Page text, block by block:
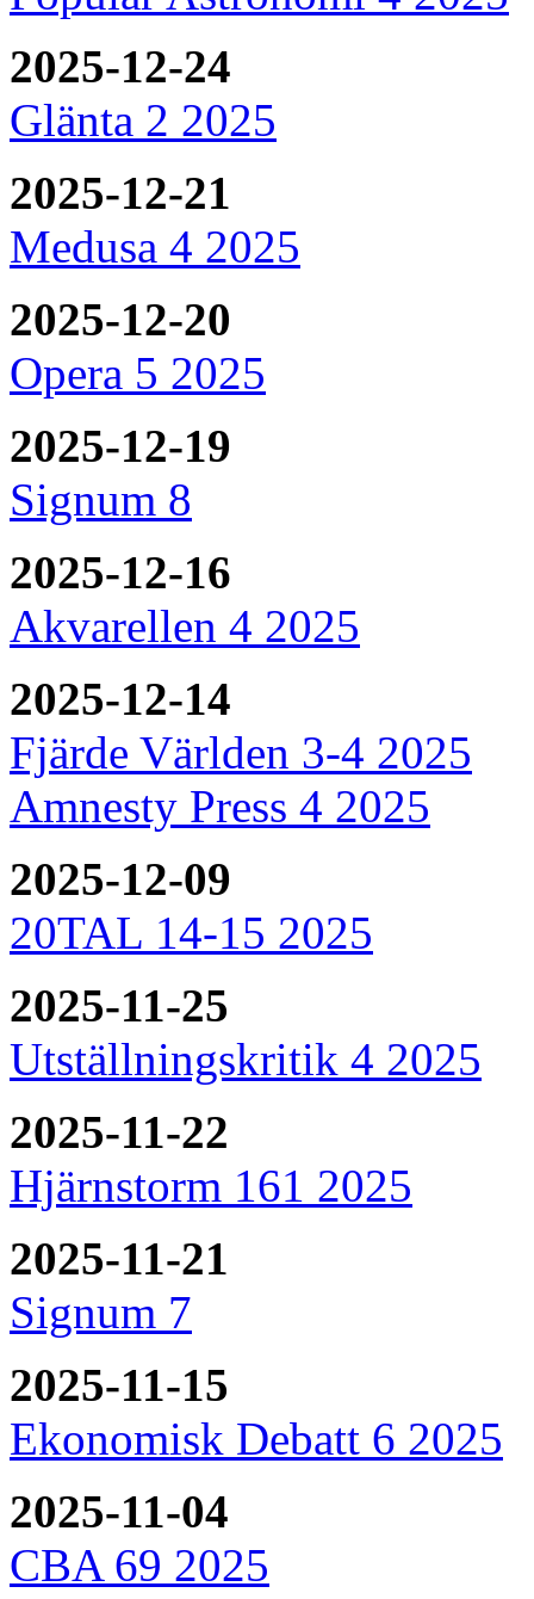
2025-12-24
Glänta 2 2025
2025-12-21
Medusa 4 2025
2025-12-20
Opera 5 2025
2025-12-19
Signum 8
2025-12-16
Akvarellen 4 2025
2025-12-14
Fjärde Världen 3-4 2025
Amnesty Press 4 2025
2025-12-09
20TAL 14-15 2025
2025-11-25
Utställningskritik 4 2025
2025-11-22
Hjärnstorm 161 2025
2025-11-21
Signum 7
2025-11-15
Ekonomisk Debatt 6 2025
2025-11-04
CBA 69 2025